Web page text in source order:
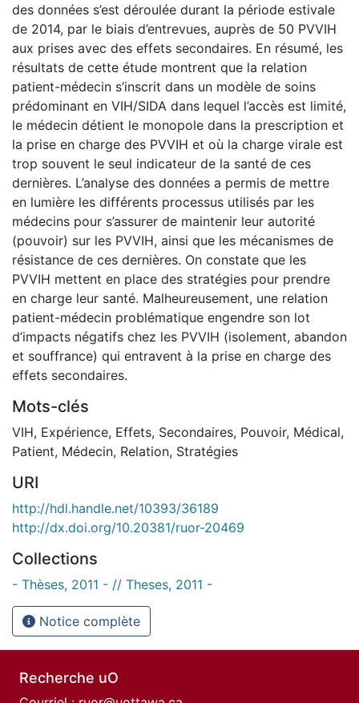
des données s’est déroulée durant la période estivale
de 2014, par le biais d’entrevues, auprès de 50 PVVIH
aux prises avec des effets secondaires. En résumé, les
résultats de cette étude montrent que la relation
patient-médecin s’inscrit dans un modèle de soins
prédominant en VIH/SIDA dans lequel l’accès est limité,
le médecin détient le monopole dans la prescription et
la prise en charge des PVVIH et où la charge virale est
trop souvent le seul indicateur de la santé de ces
dernières. L’analyse des données a permis de mettre
en lumière les différents processus utilisés par les
médecins pour s’assurer de maintenir leur autorité
(pouvoir) sur les PVVIH, ainsi que les mécanismes de
résistance de ces dernières. On constate que les
PVVIH mettent en place des stratégies pour prendre
en charge leur santé. Malheureusement, une relation
patient-médecin problématique engendre son lot
d’impacts négatifs chez les PVVIH (isolement, abandon
et souffrance) qui entravent à la prise en charge des
effets secondaires.
Mots-clés
VIH, Expérience, Effets, Secondaires, Pouvoir, Médical,
Patient, Médecin, Relation, Stratégies
URI
http://hdl.handle.net/10393/36189
http://dx.doi.org/10.20381/ruor-20469
Collections
- Thèses, 2011 - // Theses, 2011 -
Notice complète
Recherche uO